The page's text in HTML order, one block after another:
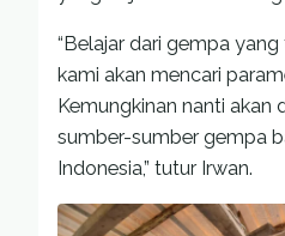
“Belajar dari gempa
kami akan mencari
Kemungkinan nanti akan
sumber-sumber gempa
Indonesia,” tutur Irwan.